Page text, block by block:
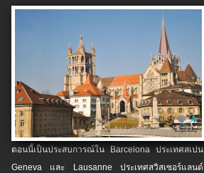
ตอนนี้เป็นประสบการณ์ใน Barcelona ประเทศสเปน
Geneva และ Lausanne ประเทศสวิสเซอร์แลนด์